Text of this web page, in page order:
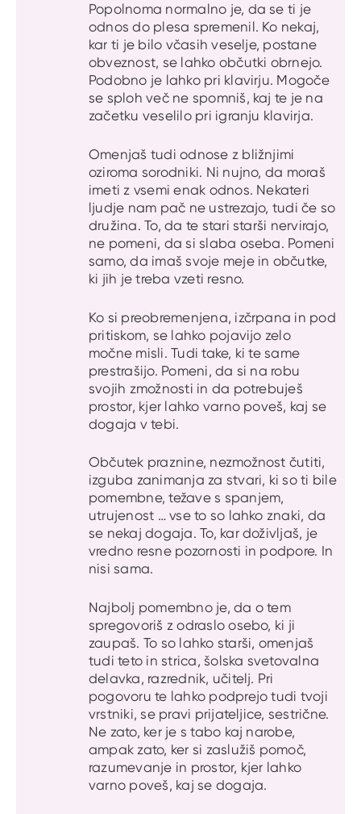
Popolnoma normalno je, da se ti je
odnos do plesa spremenil. Ko nekaj,
kar ti je bilo včasih veselje, postane
obveznost, se lahko občutki obrnejo.
Podobno je lahko pri klavirju. Mogoče
se sploh več ne spomniš, kaj te je na
začetku veselilo pri igranju klavirja.
Omenjaš tudi odnose z bližnjimi
oziroma sorodniki. Ni nujno, da moraš
imeti z vsemi enak odnos. Nekateri
ljudje nam pač ne ustrezajo, tudi če so
družina. To, da te stari starši nervirajo,
ne pomeni, da si slaba oseba. Pomeni
samo, da imaš svoje meje in občutke,
ki jih je treba vzeti resno.
Ko si preobremenjena, izčrpana in pod
pritiskom, se lahko pojavijo zelo
močne misli. Tudi take, ki te same
prestrašijo. Pomeni, da si na robu
svojih zmožnosti in da potrebuješ
prostor, kjer lahko varno poveš, kaj se
dogaja v tebi.
Občutek praznine, nezmožnost čutiti,
izguba zanimanja za stvari, ki so ti bile
pomembne, težave s spanjem,
utrujenost … vse to so lahko znaki, da
se nekaj dogaja. To, kar doživljaš, je
vredno resne pozornosti in podpore. In
nisi sama.
Najbolj pomembno je, da o tem
spregovoriš z odraslo osebo, ki ji
zaupaš. To so lahko starši, omenjaš
tudi teto in strica, šolska svetovalna
delavka, razrednik, učitelj. Pri
pogovoru te lahko podprejo tudi tvoji
vrstniki, se pravi prijateljice, sestrične.
Ne zato, ker je s tabo kaj narobe,
ampak zato, ker si zaslužiš pomoč,
razumevanje in prostor, kjer lahko
varno poveš, kaj se dogaja.